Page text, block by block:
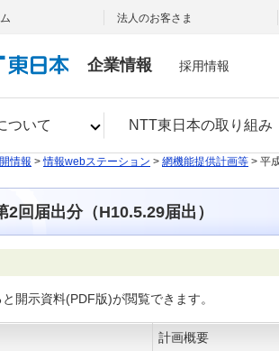
企業情報
ついて NTT東日本の取り組み
法人のお客さま
採用情報
情報 >情報webステーション > 網機能提供計画等 > 平
2回届出分（H10.5.29届出）
開示資料(PDF版)が閲覧できます。
計画概要